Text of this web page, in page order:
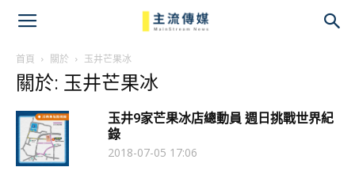
首頁 關於 玉井芒果冰
關於: 玉井芒果冰
玉井9家芒果冰店總動員 週日挑戰世界紀
錄
2018-07-05 17:06